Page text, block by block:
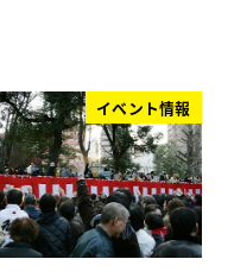
イベント情報